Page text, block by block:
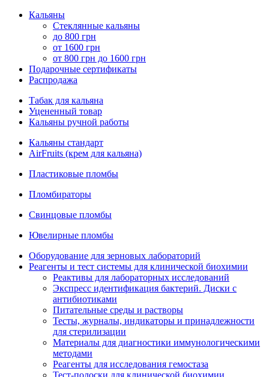
Кальяны
Стеклянные кальяны
до 800 грн
от 1600 грн
от 800 грн до 1600 грн
Подарочные сертификаты
Распродажа
Табак для кальяна
Уцененный товар
Кальяны ручной работы
Кальяны стандарт
AirFruits (крем для кальяна)
Пластиковые пломбы
Пломбираторы
Свинцовые пломбы
Ювелирные пломбы
Оборудование для зерновых лабораторий
Реагенты и тест системы для клинической биохимии
Реактивы для лабораторных исследований
Экспресс идентификация бактерий. Диски с
антибиотиками
Питательные среды и растворы
Тесты, журналы, индикаторы и принадлежности
для стерилизации
Материалы для диагностики иммунологическими
методами
Реагенты для исследования гемостаза
Тест-полоски для клинической биохимии